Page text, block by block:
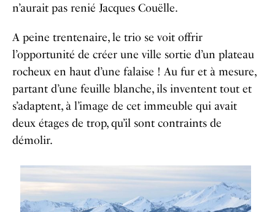
n’aurait pas renié Jacques Couëlle.
A peine trentenaire, le trio se voit offrir
l’opportunité de créer une ville sortie d’un plateau
rocheux en haut d’une falaise ! Au fur et à mesure,
partant d’une feuille blanche, ils inventent tout et
s’adaptent, à l’image de cet immeuble qui avait
deux étages de trop, qu’il sont contraints de
démolir.